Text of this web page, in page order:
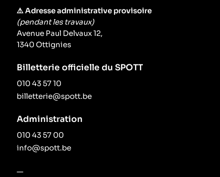
⚠️ Adresse administrative provisoire
(pendant les travaux)
Avenue Paul Delvaux 12,
1340 Ottignies
Billetterie officielle du SPOTT
010 43 57 10
billetterie@spott.be
Administration
010 43 57 00
info@spott.be
—